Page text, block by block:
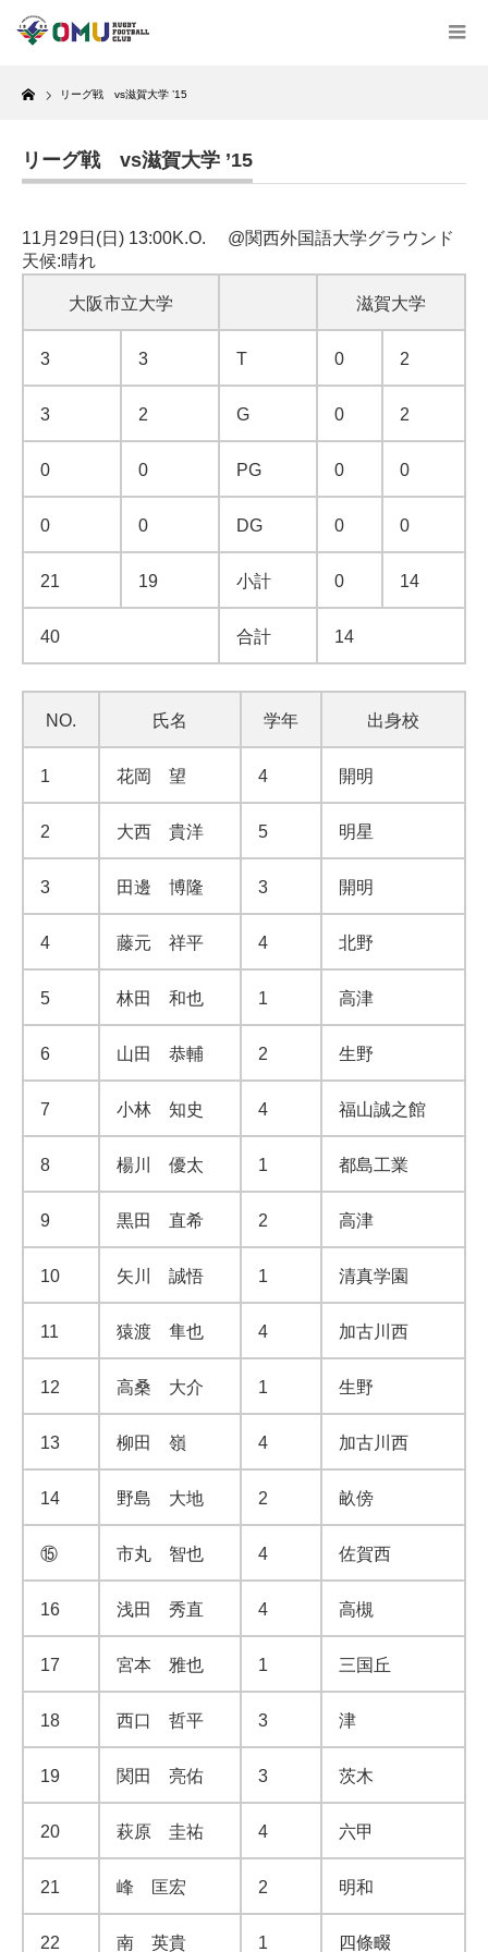
Home
リーグ戦 vs滋賀大学 ’15
リーグ戦 vs滋賀大学 ’15
11月29日(日) 13:00K.O. @関西外国語大学グラウンド
天候:晴れ
大阪市立大学 滋賀大学
3 3 T 0 2
3 2 G 0 2
0 0 PG 0 0
0 0 DG 0 0
21 19 小計 0 14
40 合計 14
NO. 氏名 学年 出身校
1 花岡 望 4 開明
2 大西 貴洋 5 明星
3 田邊 博隆 3 開明
4 藤元 祥平 4 北野
5 林田 和也 1 高津
6 山田 恭輔 2 生野
7 小林 知史 4 福山誠之館
8 楊川 優太 1 都島工業
9 黒田 直希 2 高津
10 矢川 誠悟 1 清真学園
11 猿渡 隼也 4 加古川西
12 高桑 大介 1 生野
13 柳田 嶺 4 加古川西
14 野島 大地 2 畝傍
⑮ 市丸 智也 4 佐賀西
16 浅田 秀直 4 高槻
17 宮本 雅也 1 三国丘
18 西口 哲平 3 津
19 関田 亮佑 3 茨木
20 萩原 圭祐 4 六甲
21 峰 匡宏 2 明和
22 南 英貴 1 四條畷